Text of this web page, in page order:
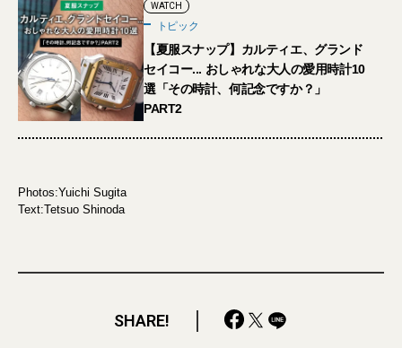
WATCH
トピック
【夏服スナップ】カルティエ、グランド
セイコー... おしゃれな大人の愛用時計10
選「その時計、何記念ですか？」
PART2
Photos:Yuichi Sugita
Text:Tetsuo Shinoda
SHARE!